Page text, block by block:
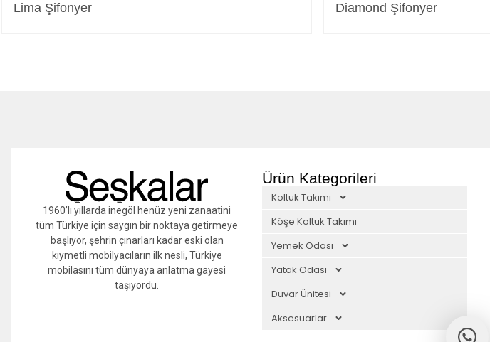
Lima Şifonyer Diamond Şifonyer
1960’lı yıllarda inegöl henüz yeni zanaatini
tüm Türkiye için saygın bir noktaya getirmeye
başlıyor, şehrin çınarları kadar eski olan
kıymetli mobilyacıların ilk nesli, Türkiye
mobilasını tüm dünyaya anlatma gayesi
taşıyordu.
Ürün Kategorileri
Koltuk Takımı
Köşe Koltuk Takımı
Yemek Odası
Yatak Odası
Duvar Ünitesi
Aksesuarlar